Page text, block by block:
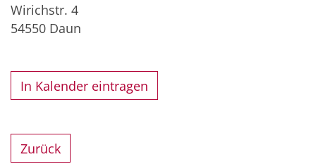
Wirichstr. 4
54550 Daun
In Kalender eintragen
Zurück